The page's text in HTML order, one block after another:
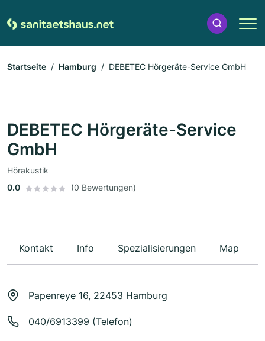
Startseite Hamburg DEBETEC Hörgeräte-Service GmbH
DEBETEC Hörgeräte-Service
GmbH
Hörakustik
0.0
(0 Bewertungen)
Kontakt Info Spezialisierungen Map
Papenreye 16, 22453 Hamburg
040/6913399 (Telefon)